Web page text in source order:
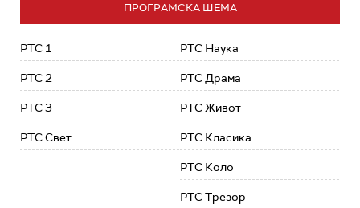
ПРОГРАМСКА ШЕМА
РТС 1
РТС 2
РТС 3
РТС Свет
РТС Наука
РТС Драма
РТС Живот
РТС Класика
РТС Коло
РТС Трезор